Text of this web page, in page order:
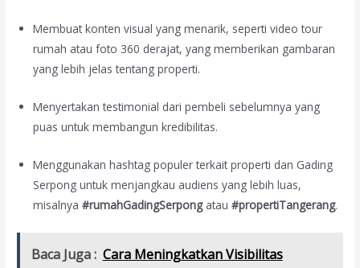
Membuat konten visual yang menarik, seperti video tour
rumah atau foto 360 derajat, yang memberikan gambaran
yang lebih jelas tentang properti.
Menyertakan testimonial dari pembeli sebelumnya yang
puas untuk membangun kredibilitas.
Menggunakan hashtag populer terkait properti dan Gading
Serpong untuk menjangkau audiens yang lebih luas,
misalnya#rumahGadingSerpongatau#propertiTangerang.
Baca Juga : Cara Meningkatkan Visibilitas